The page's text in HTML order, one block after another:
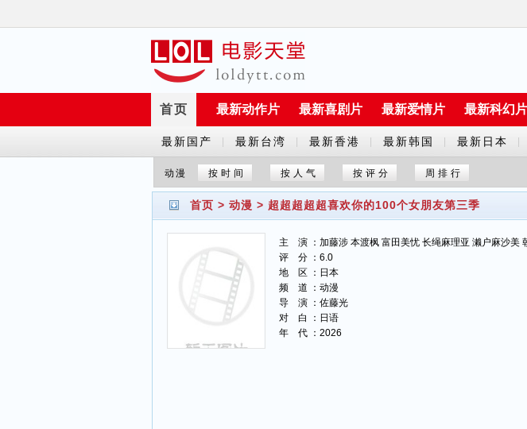
首页 最新动作片 最新喜剧片 最新爱情片 最新科幻片
最新国产
剧
最新台湾 最新香港 最新韩国 最新日本
动漫 按时间 按人气 按评分 周排行
首页 > 动漫 > 超超超超超喜欢你的100个女朋友第三季
主 演 ：加藤涉 本渡枫 富田美忧 长绳麻理亚 濑户麻沙美
评 分 ：6.0
地 区 ：日本
频 道 ：动漫
导 演 ：佐藤光
对 白 ：日语
年 代 ：2026